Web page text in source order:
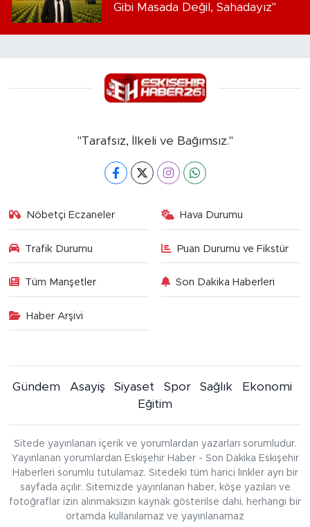
Gibi Masada Değil, Sahadayız"
"Tarafsız, İlkeli ve Bağımsız."
Nöbetçi Eczaneler Hava Durumu
Trafik Durumu Puan Durumu ve Fikstür
Tüm Manşetler Son Dakika Haberleri
Haber Arşivi
Gündem Asayiş Siyaset Spor Sağlık
Ekonomi
Eğitim
Sitede yayınlanan içerik ve yorumlardan yazarları sorumludur.
Yayınlanan yorumlardan Eskişehir Haber - Son Dakika Eskişehir
Haberleri sorumlu tutulamaz. Sitedeki tüm harici linkler ayrı bir
sayfada açılır. Sitemizde yayınlanan haber, köşe yazıları ve
fotoğraflar izin alınmaksızın kaynak gösterilse dahi, herhangi bir
ortamda kullanılamaz ve yayınlanamaz